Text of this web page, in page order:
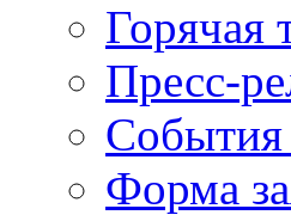
Горячая
Пресс-
Форма